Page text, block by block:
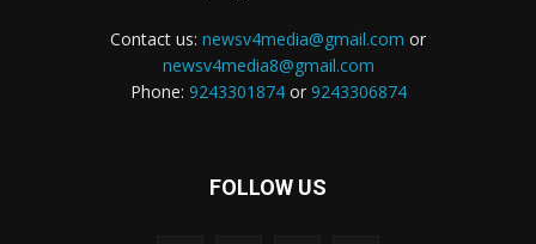
Contact us: newsv4media@gmail.com or
newsv4media8@gmail.com
Phone: 9243301874or 9243306874
FOLLOW US